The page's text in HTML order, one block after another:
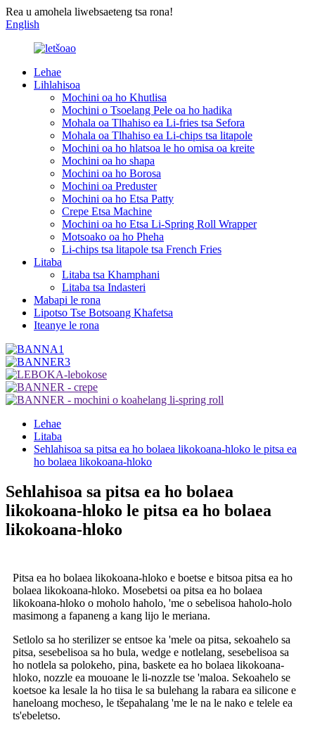
Rea u amohela liwebsaeteng tsa rona!
English
Lehae
Lihlahisoa
Mochini oa ho Khutlisa
Mochini o Tsoelang Pele oa ho hadika
Mohala oa Tlhahiso ea Li-fries tsa Sefora
Mohala oa Tlhahiso ea Li-chips tsa litapole
Mochini oa ho hlatsoa le ho omisa oa kreite
Mochini oa ho shapa
Mochini oa ho Borosa
Mochini oa Preduster
Mochini oa ho Etsa Patty
Crepe Etsa Machine
Mochini oa ho Etsa Li-Spring Roll Wrapper
Motsoako oa ho Pheha
Li-chips tsa litapole tsa French Fries
Litaba
Litaba tsa Khamphani
Litaba tsa Indasteri
Mabapi le rona
Lipotso Tse Botsoang Khafetsa
Iteanye le rona
Lehae
Litaba
Sehlahisoa sa pitsa ea ho bolaea likokoana-hloko le pitsa ea
ho bolaea likokoana-hloko
Sehlahisoa sa pitsa ea ho bolaea
likokoana-hloko le pitsa ea ho bolaea
likokoana-hloko
Pitsa ea ho bolaea likokoana-hloko e boetse e bitsoa pitsa ea ho
bolaea likokoana-hloko. Mosebetsi oa pitsa ea ho bolaea
likokoana-hloko o moholo haholo, 'me o sebelisoa haholo-holo
masimong a fapaneng a kang lijo le meriana.
Setlolo sa ho sterilizer se entsoe ka 'mele oa pitsa, sekoahelo sa
pitsa, sesebelisoa sa ho bula, wedge e notlelang, sesebelisoa sa
ho notlela sa polokeho, pina, baskete ea ho bolaea likokoana-
hloko, nozzle ea mouoane le li-nozzle tse 'maloa. Sekoahelo se
koetsoe ka lesale la ho tiisa le sa bulehang la rabara ea silicone e
haneloang mocheso, le tšepahalang 'me le na le nako e telele ea
ts'ebeletso.